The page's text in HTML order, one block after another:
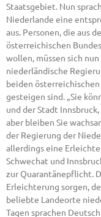
Staatsgebiet. Nun
Niederlande eine
aus. Personen, die aus
österreichischen
wollen, müssen sich
niederländische
beiden
gesteigen sind. „Sie
und der Stadt
aber bleiben Sie
der Regierung der
allerdings eine
Schwechat und
zur Quarantänepflicht.
Erleichterung sorgen,
beliebte Landeorte
Tagen sprachen